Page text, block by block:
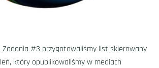
Zadania #3 przygotowaliśmy list skierowany
który opublikowaliśmy w mediach